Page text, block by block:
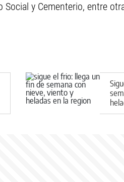
y Cementerio, entre